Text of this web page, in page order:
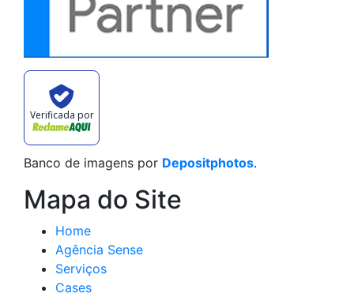
Verificada por
Banco de imagens por Depositphotos.
Mapa do Site
Home
Agência Sense
Serviços
Cases